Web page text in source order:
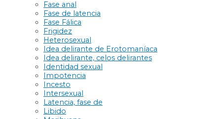
Fase anal
Fase de latencia
Fase Fálica
Frigidez
Heterosexual
Idea delirante de Erotomaníaca
Idea delirante, celos delirantes
Identidad sexual
Impotencia
Incesto
Intersexual
Latencia, fase de
Libido